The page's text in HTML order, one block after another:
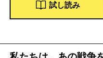
試し読み